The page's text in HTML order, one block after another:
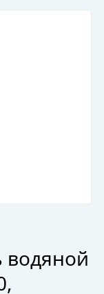
водяной